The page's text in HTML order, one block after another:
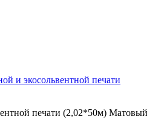
и экосольвентной печати
печати (2,02*50м) Матовый